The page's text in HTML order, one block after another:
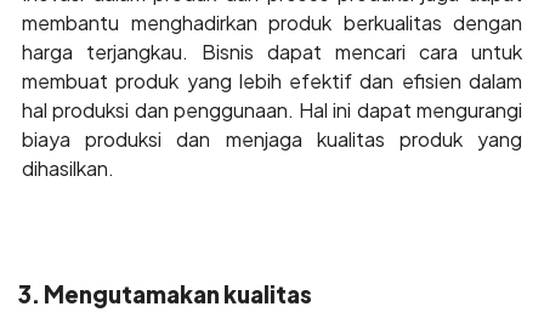
membantu menghadirkan produk berkualitas dengan
harga terjangkau. Bisnis dapat mencari cara untuk
membuat produk yang lebih efektif dan efisien dalam
hal produksi dan penggunaan. Hal ini dapat mengurangi
biaya produksi dan menjaga kualitas produk yang
dihasilkan.
3. Mengutamakan kualitas